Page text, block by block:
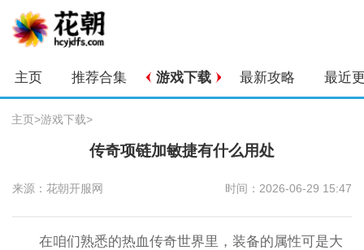
主页 推荐合集 游戏下载 最新攻略 最近
主页>游戏下载>
传奇项链加敏捷有什么用处
来源：花朝开服网 时间：2026-06-29 15:47
在咱们熟悉的热血传奇世界里，装备的属性可是大